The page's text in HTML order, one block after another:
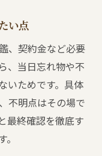
い点
、契約金など必要
、当日忘れ物や不
いためです。具体
不明点はその場で
最終確認を徹底す